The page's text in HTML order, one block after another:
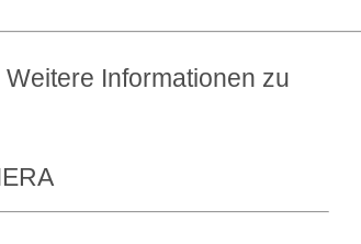
Weitere Informationen zu